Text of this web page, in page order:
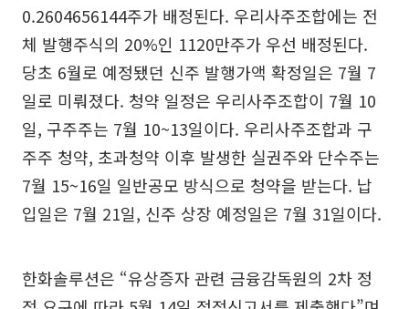
0.2604656144주가 배정된다. 우리사주조합에는 전
체 발행주식의 20%인 1120만주가 우선 배정된다.
당초 6월로 예정됐던 신주 발행가액 확정일은 7월 7
일로 미뤄졌다. 청약 일정은 우리사주조합이 7월 10
일, 구주주는 7월 10~13일이다. 우리사주조합과 구
주주 청약, 초과청약 이후 발생한 실권주와 단수주는
7월 15~16일 일반공모 방식으로 청약을 받는다. 납
입일은 7월 21일, 신주 상장 예정일은 7월 31일이다.
한화솔루션은 “유상증자 관련 금융감독원의 2차 정